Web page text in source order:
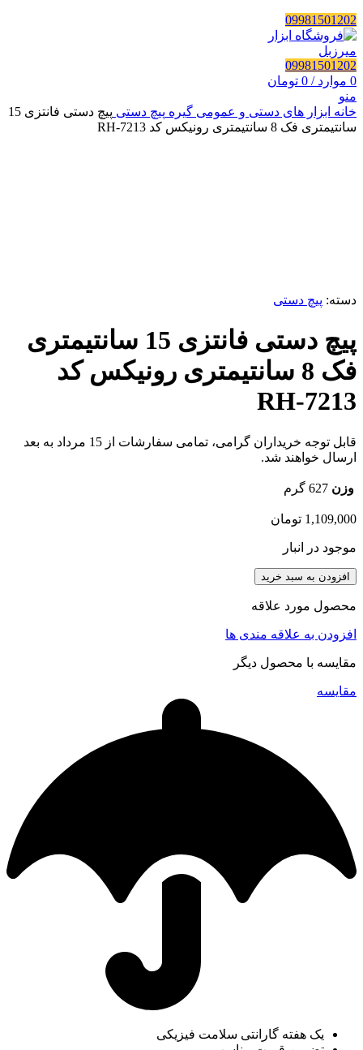
09981501202
09981501202
0 موارد /
0 تومان
منو
خانه ابزار های دستی و عمومی گیره پیچ دستی
پیچ دستی فانتزی 15
سانتیمتری فک 8 سانتیمتری رونیکس کد RH-7213
دسته: پیچ دستی
پیچ دستی فانتزی 15 سانتیمتری
فک 8 سانتیمتری رونیکس کد
RH-7213
قابل توجه خریداران گرامی، تمامی سفارشات از 15 مرداد به بعد
ارسال خواهند شد.
وزن 627 گرم
1,109,000 تومان
موجود در انبار
افزودن به سبد خرید
محصول مورد علاقه
افزودن به علاقه مندی ها
مقایسه با محصول دیگر
مقایسه
یک هفته گارانتی سلامت فیزیکی